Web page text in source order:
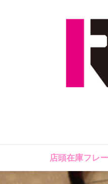
店頭在庫フレ